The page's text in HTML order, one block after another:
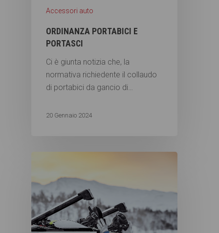
Accessori auto
ORDINANZA PORTABICI E
PORTASCI
Ci è giunta notizia che, la
normativa richiedente il collaudo
di portabici da gancio di…
20 Gennaio 2024